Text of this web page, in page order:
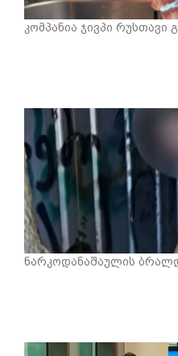
კომპანია ჯივპი რუსთავი
ნარკოდანაშაულის